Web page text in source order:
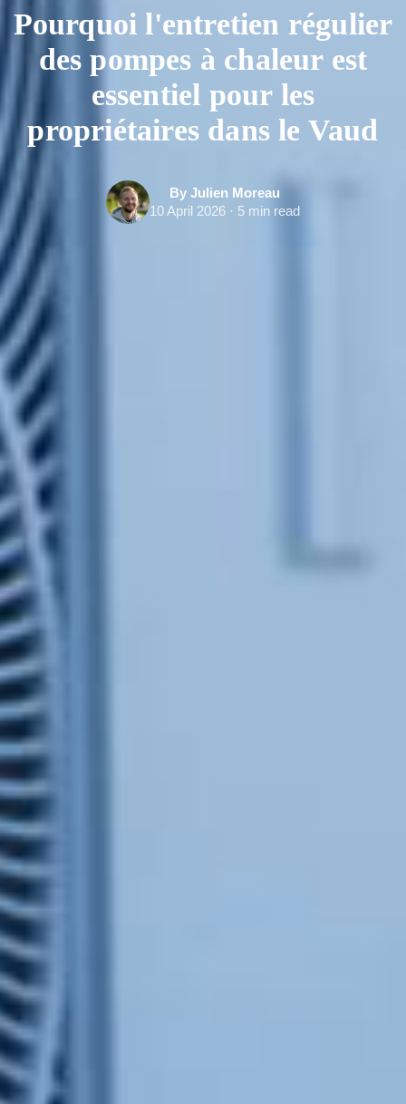
Pourquoi l'entretien régulier
des pompes à chaleur est
essentiel pour les
propriétaires dans le Vaud
By Julien Moreau
10 April 2026 · 5 min read